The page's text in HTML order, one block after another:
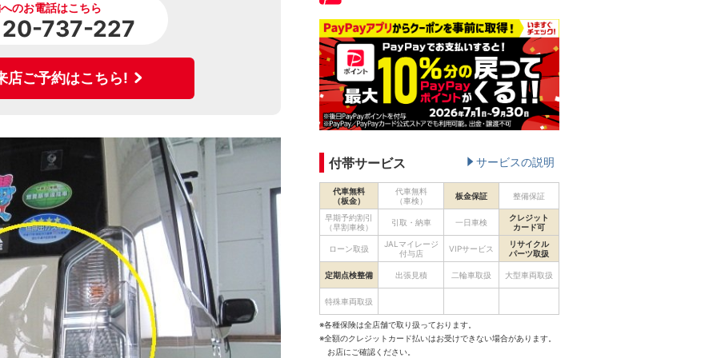
のお電話はこちら
737-227
店ご予約はこちら!
付帯サービス サービスの説明
代車無料
（板金）
代車無料
（車検）
板金保証 整備保証
早期予約割引
（早割車検）
引取・納車 一日車検
クレジット
カード可
ローン取扱
JALマイレージ
付与店
VIPサービス
リサイクル
パーツ取扱
定期点検整備 出張見積 二輪車取扱 大型車両取扱
特殊車両取扱
※各種保険は全店舗で取り扱っております。
※全額のクレジットカード払いはお受けできない場合があります。
お店にご確認ください。